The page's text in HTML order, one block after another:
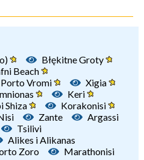
Błękitne Groty
Beach
Porto Vromi
Xigia
Keri
Shiza
Korakonisi
Zante
Argassi
Tsilivi
Alikes i Alikanas
Zoro
Marathonisi